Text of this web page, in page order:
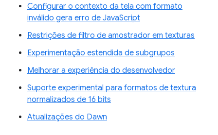
Configurar o contexto da tela com formato
inválido gera erro de JavaScript
Restrições de filtro de amostrador em texturas
Experimentação estendida de subgrupos
Melhorar a experiência do desenvolvedor
Suporte experimental para formatos de textura
normalizados de 16 bits
Atualizações do Dawn